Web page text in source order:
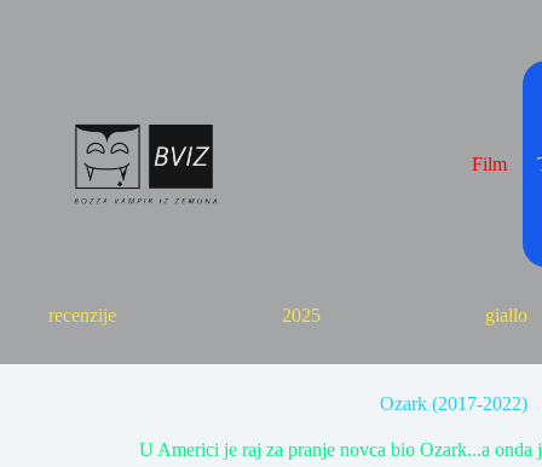
Film
recenzije 2025 giallo
Ozark (2017-2022)
U Americi je raj za pranje novca bio Ozark...a